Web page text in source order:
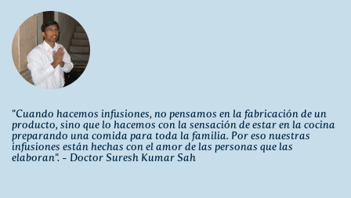
"Cuando hacemos infusiones, no pensamos en la fabricación de un
producto, sino que lo hacemos con la sensación de estar en la cocina
preparando una comida para toda la familia. Por eso nuestras
infusiones están hechas con el amor de las personas que las
elaboran". - Doctor Suresh Kumar Sah